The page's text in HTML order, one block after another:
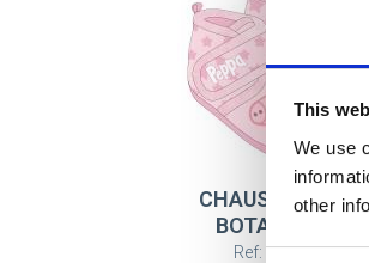
This
We use
other
CHAUSSONS
BOTA PEPPA PIG
Ref: 2300007390